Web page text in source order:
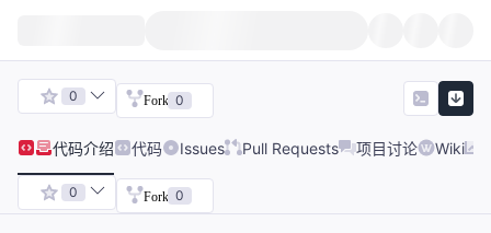
0 Fork 0
代码介绍 代码 Issues Pull Requests 项目讨论 Wiki
0 Fork 0